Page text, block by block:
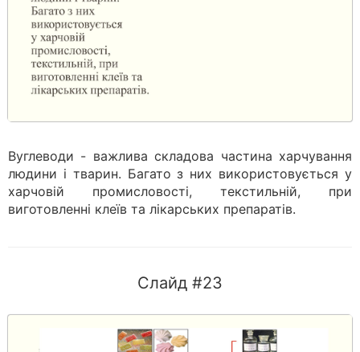
Вуглеводи - важлива складова частина харчування
людини і тварин. Багато з них використовується у
харчовій промисловості, текстильній, при
виготовленні клеїв та лікарських препаратів.
Слайд #23